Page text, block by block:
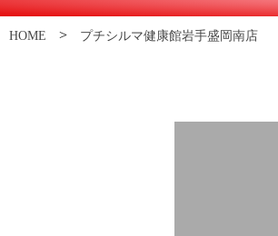
HOME > プチシルマ健康館岩手盛岡南店